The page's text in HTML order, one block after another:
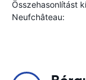
Összehasonlítást
Neufchâteau: